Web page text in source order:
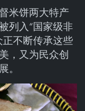
米饼两大特产
列入“国家级非
不断传承这些
，又为民众创
。